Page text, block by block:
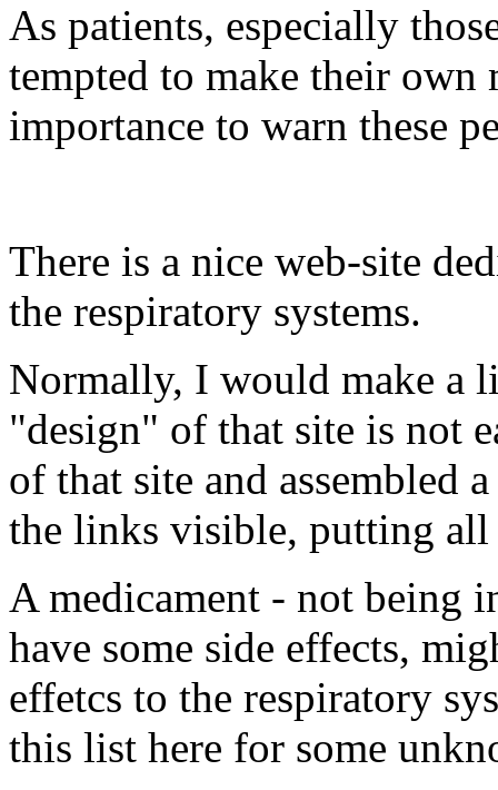
As patients, especially
tempted to make their
importance to warn these
There is a nice web-site
the respiratory systems.
Normally, I would make a
"design" of that site is not
of that site and assembled
the links visible, putting all
A medicament - not being
have some side effects,
effetcs to the respiratory
this list here for some